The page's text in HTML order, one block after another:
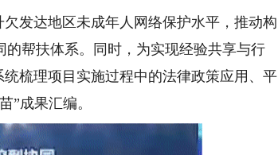
发达地区未成年人网络保护水平，推动构
帮扶体系。同时，为实现经验共享与行
梳理项目实施过程中的法律政策应用、平
”成果汇编。